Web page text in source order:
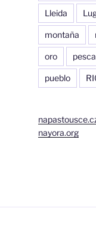
Lleida
montaña
oro pesca
pueblo
nayora.org